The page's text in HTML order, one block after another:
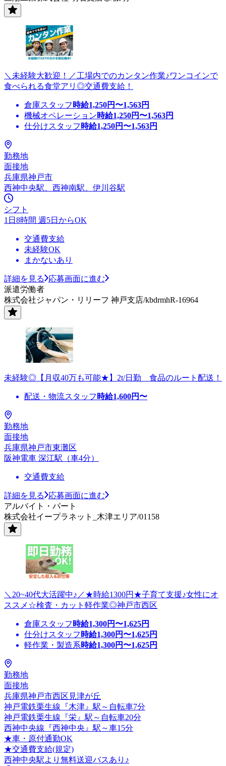
＼未経験大歓迎！／工場内でのカンタン作業♪ワンコインで
食べられる食堂アリ◎交通費支給！
倉庫スタッフ 時給1,250円〜1,563円
機械オペレーション時給1,250円〜1,563円
仕分けスタッフ 時給1,250円〜1,563円
勤務地
面接地
兵庫県神戸市
西神中央駅、西神南駅、伊川谷駅
シフト
1日8時間 週5日からOK
交通費支給
未経験OK
まかないあり
詳細を見る
応募画面に進む
派遣労働者
株式会社ジャパン・リリーフ 神戸支店/kbdrmhR-16964
未経験◎【月収40万も可能★】2t/日勤 食品のルート配送！
配送・物流スタッフ 時給1,600円〜
勤務地
面接地
兵庫県神戸市東灘区
阪神電車 深江駅（車4分）
交通費支給
詳細を見る
応募画面に進む
アルバイト・パート
株式会社イープラネット_木津エリア/01158
＼20~40代大活躍中♪／★時給1300円★子育て支援♪女性にオ
ススメ☆検査・カット軽作業◎神戸市西区
倉庫スタッフ 時給1,300円〜1,625円
仕分けスタッフ 時給1,300円〜1,625円
軽作業・製造系時給1,300円〜1,625円
勤務地
面接地
兵庫県神戸市西区見津が丘
神戸電鉄栗生線『木津』駅～自転車7分
神戸電鉄栗生線『栄』駅～自転車20分
西神中央線『西神中央』駅～車15分
★車・原付通勤OK
★交通費支給(規定)
西神中央駅より無料送迎バスあり♪